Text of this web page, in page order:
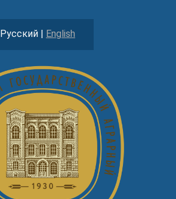
Русский | English